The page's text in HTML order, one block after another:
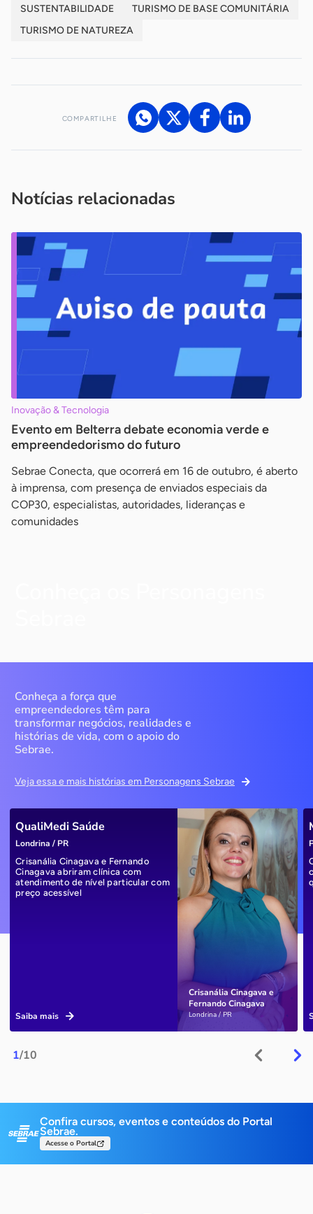
SUSTENTABILIDADE
TURISMO DE BASE COMUNITÁRIA
TURISMO DE NATUREZA
COMPARTILHE
Notícias relacionadas
Inovação & Tecnologia
Evento em Belterra debate economia verde e
empreendedorismo do futuro
Sebrae Conecta, que ocorrerá em 16 de outubro, é aberto
à imprensa, com presença de enviados especiais da
COP30, especialistas, autoridades, lideranças e
comunidades
Conheça a força que
empreendedores têm para
transformar negócios, realidades e
histórias de vida, com o apoio do
Sebrae.
Veja essa e mais histórias em Personagens Sebrae
1/10
Crisanália Cinagava e
Fernando Cinagava
Londrina / PR
QualiMedi Saúde
Londrina / PR
Crisanália Cinagava e Fernando
Cinagava abriram clínica com
atendimento de nível particular com
preço acessível
Saiba mais
Confira cursos, eventos e conteúdos do Portal
Sebrae.
Acesse o Portal